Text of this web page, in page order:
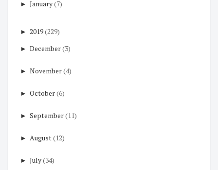
► January(7)
► 2019(229)
► December(3)
► November(4)
► October(6)
► September(11)
► August(12)
► July(34)